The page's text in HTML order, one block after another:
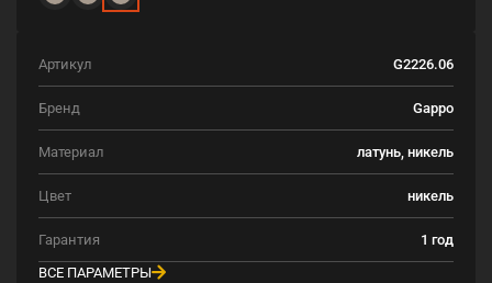
Артикул G2226.06
Бренд Gappo
Материал латунь, никель
Цвет никель
Гарантия
1 год
ВСЕ ПАРАМЕТРЫ